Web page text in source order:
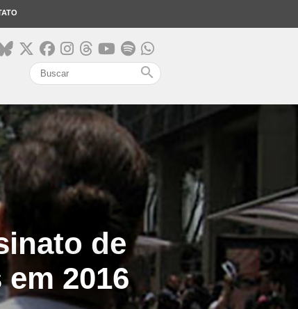
search
de
2016